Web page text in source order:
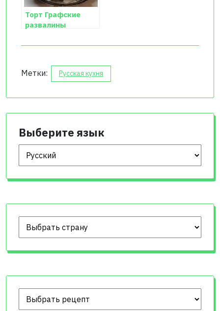
Торт Графские
развалины
Метки: Русская кухня
Выберите язык
Выберите язык